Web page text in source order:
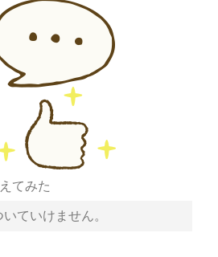
てみた
ていけません。